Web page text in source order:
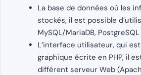
La base de données où les
stockés, il est possible
MySQL/MariaDB,
L’interface utilisateur, qui
graphique écrite en PHP, il
différent serveur Web